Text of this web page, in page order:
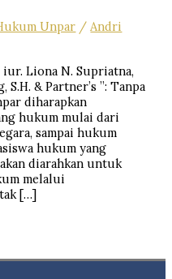
Unpar / Andri
Liona N. Supriatna,
& Partner’s ”: Tanpa
diharapkan
hukum mulai dari
sampai hukum
hukum yang
diarahkan untuk
melalui
[…]